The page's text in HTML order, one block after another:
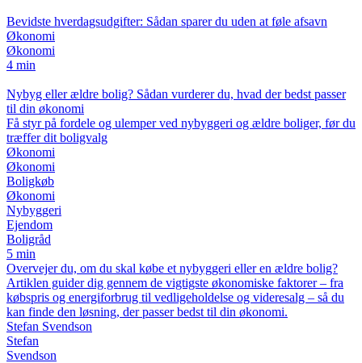
Bevidste hverdagsudgifter: Sådan sparer du uden at føle afsavn
Økonomi
Økonomi
4 min
Nybyg eller ældre bolig? Sådan vurderer du, hvad der bedst passer
til din økonomi
Få styr på fordele og ulemper ved nybyggeri og ældre boliger, før du
træffer dit boligvalg
Økonomi
Økonomi
Boligkøb
Økonomi
Nybyggeri
Ejendom
Boligråd
5 min
Overvejer du, om du skal købe et nybyggeri eller en ældre bolig?
Artiklen guider dig gennem de vigtigste økonomiske faktorer – fra
købspris og energiforbrug til vedligeholdelse og videresalg – så du
kan finde den løsning, der passer bedst til din økonomi.
Stefan Svendson
Stefan
Svendson